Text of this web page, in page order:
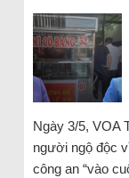
Ngày 3/5, VOA
người ngộ độc
công an “vào